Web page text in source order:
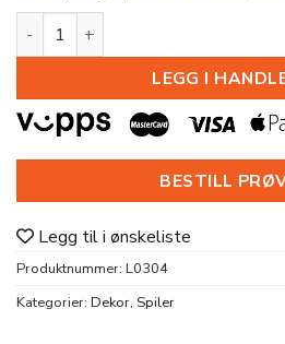
SPILEPANEL MØRK EIK
LEGG I
BESTILL
Legg til i ønskeliste
Produktnummer: L0304
Kategorier: Dekor, Spiler